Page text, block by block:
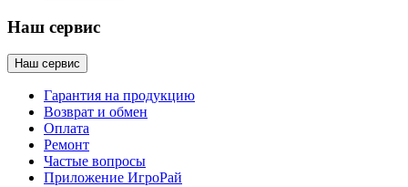
Наш сервис
Наш сервис
Гарантия на продукцию
Возврат и обмен
Оплата
Ремонт
Частые вопросы
Приложение ИгроРай